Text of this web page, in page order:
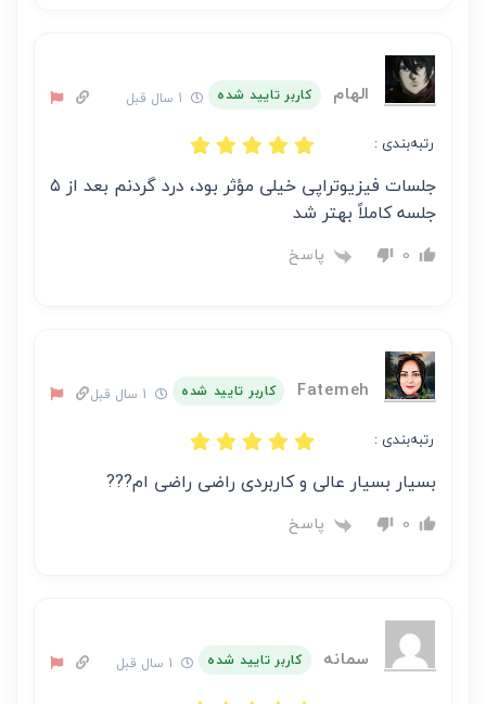
الهام کاربر تایید شده
رتبه‌بندی :
جلسات فیزیوتراپی خیلی مؤثر بود، درد گردنم بعد از ۵
جلسه کاملاً بهتر شد
0 پاسخ
Fatemeh کاربر تایید شده
رتبه‌بندی :
بسیار بسیار عالی و کاربردی راضی راضی ام???
0 پاسخ
سمانه کاربر تایید شده